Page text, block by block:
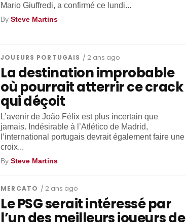
Mario Giuffredi, a confirmé ce lundi...
BySteve Martins
JOUEURS PORTUGAIS / 2 ans ago
La destination improbable
où pourrait atterrir ce crack
qui déçoit
L’avenir de João Félix est plus incertain que
jamais. Indésirable à l’Atlético de Madrid,
l’international portugais devrait également faire une
croix...
BySteve Martins
MERCATO / 2 ans ago
Le PSG serait intéressé par
l’un des meilleurs joueurs de